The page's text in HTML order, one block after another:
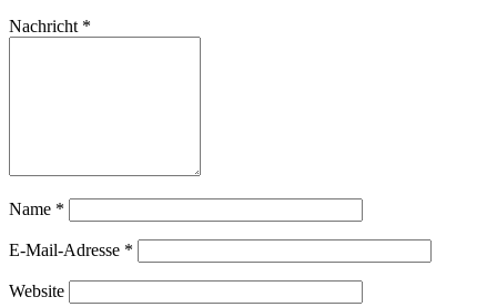
Nachricht *
Name *
E-Mail-Adresse *
Website